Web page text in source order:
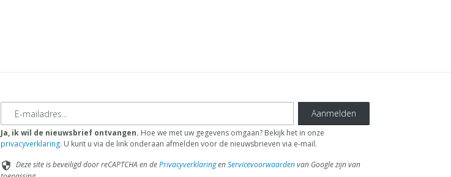
E-mailadres Aanmelden
Ja, ik wil de nieuwsbrief ontvangen. Hoe we met uw gegevens omgaan? Bekijk het in onze
privacyverklaring. U kunt u via de link onderaan afmelden voor de nieuwsbrieven via e-mail.
security Deze site is beveiligd door reCAPTCHA en dePrivacyverklaringenServicevoorwaardenvan Google zijn van